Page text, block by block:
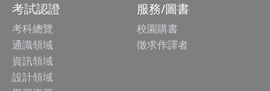
考試認證
考科總覽
通識領域
資訊領域
設計領域
服務/圖書
校園購書
徵求作譯者